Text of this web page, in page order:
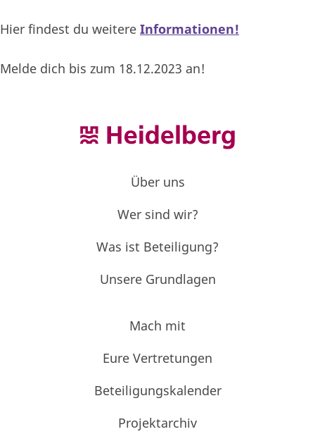
Hier findest du weitere Informationen!
Melde dich bis zum 18.12.2023 an!
Mach mit
Eure Vertretungen
Beteiligungskalender
Projektarchiv
Über uns
Wer sind wir?
Was ist Beteiligung?
Unsere Grundlagen